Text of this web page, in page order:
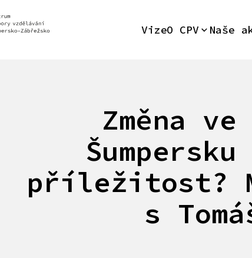
VizeO CPV Naše
Změna
příležitost?
s